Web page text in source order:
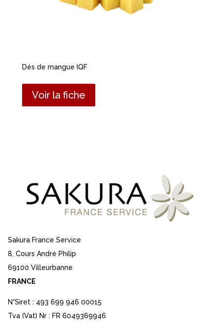
Dés de mangue IQF
Voir la fiche
Sakura France Service
8, Cours André Philip
69100 Villeurbanne
FRANCE
N°Siret : 493 699 946 00015
Tva (Vat) Nr : FR 6049369946